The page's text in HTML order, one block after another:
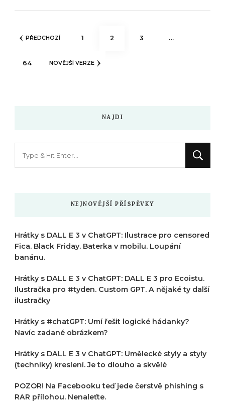
Stránkování
PŘEDCHOZÍ STRÁNKA
1 STRÁNKA
2 STRÁNKA
3 …
STRÁNKA
64 NOVĚJŠÍ VERZE
NAJDI
NEJNOVĚJŠÍ PŘÍSPĚVKY
Hrátky s DALL E 3 v ChatGPT: Ilustrace pro censored
Fica. Black Friday. Baterka v mobilu. Loupání
banánu.
Hrátky s DALL E 3 v ChatGPT: DALL E 3 pro Ecoistu.
Ilustračka pro #tyden. Custom GPT. A nějaké ty další
ilustračky
Hrátky s #chatGPT: Umí řešit logické hádanky?
Navíc zadané obrázkem?
Hrátky s DALL E 3 v ChatGPT: Umělecké styly a styly
(techniky) kreslení. Je to dlouho a skvělé
POZOR! Na Facebooku teď jede čerstvě phishing s
RAR přílohou. Nenaleťte.